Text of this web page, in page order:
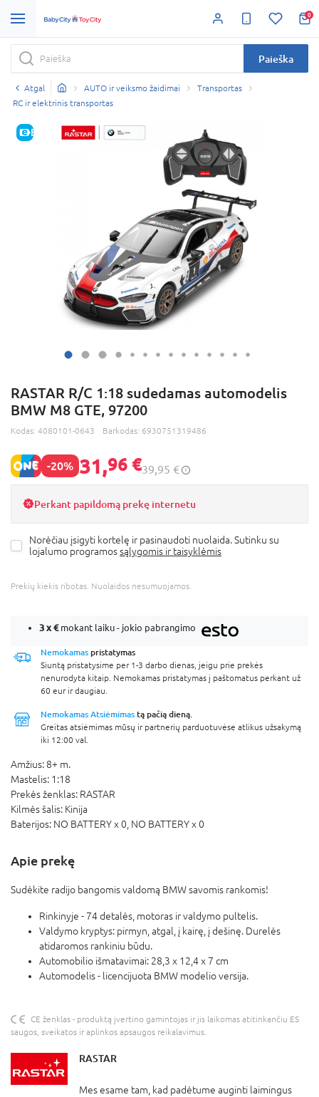
0
Paieška
Atgal AUTO ir veiksmo žaidimai
Transportas
RC ir elektrinis transportas
E-KAINA
RASTAR R/C 1:18 sudedamas automodelis
BMW M8 GTE, 97200
Kodas: 4080101-0643 Barkodas: 6930751319486
-20% 31,96 €39,95 €
Perkant papildomą prekę internetu
Norėčiau įsigyti kortelę ir pasinaudoti nuolaida. Sutinku su
lojalumo programossąlygomis ir taisyklėmis
Prekių kiekis ribotas. Nuolaidos nesumuojamos.
3 x€mokant laiku - jokio pabrangimo
Nemokamas pristatymas
Siuntą pristatysime per 1-3 darbo dienas, jeigu prie prekės
nenurodyta kitaip. Nemokamas pristatymas į paštomatus perkant už
60 eur ir daugiau.
Nemokamas Atsiėmimas tą pačią dieną.
Greitas atsiėmimas mūsų ir partnerių parduotuvėse atlikus užsakymą
iki 12:00 val.
Amžius: 8+ m.
Mastelis: 1:18
Prekės ženklas: RASTAR
Kilmės šalis: Kinija
Baterijos: NO BATTERY x 0, NO BATTERY x 0
Apie prekę
Sudėkite radijo bangomis valdomą BMW savomis rankomis!
Rinkinyje - 74 detalės, motoras ir valdymo pultelis.
Valdymo kryptys: pirmyn, atgal, į kairę, į dešinę. Durelės
atidaromos rankiniu būdu.
Automobilio išmatavimai: 28,3 x 12,4 x 7 cm
Automodelis - licencijuota BMW modelio versija.
CE ženklas - produktą įvertino gamintojas ir jis laikomas atitinkančiu ES
saugos, sveikatos ir aplinkos apsaugos reikalavimus.
RASTAR
Mes esame tam, kad padėtume auginti laimingus